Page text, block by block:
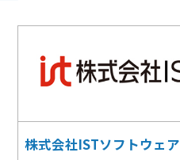
株式会社ISTソフトウェア